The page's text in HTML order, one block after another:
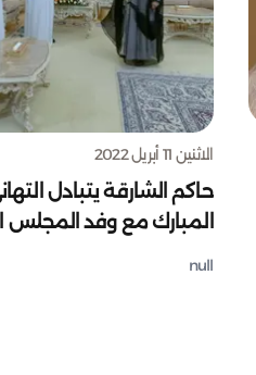
الاثنين 11 أبريل 2022
حاكم الشارقة يتبادل
المبارك مع وفد المجلس
null